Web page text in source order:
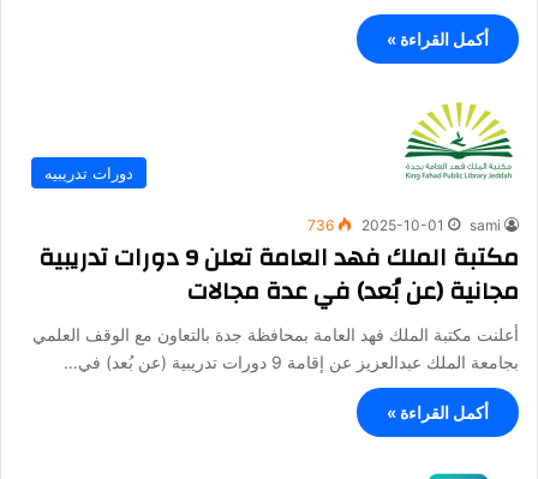
أكمل القراءة »
دورات تدريبيه
sami
2025-10-01
736
مكتبة الملك فهد العامة تعلن 9 دورات تدريبية
مجانية (عن بُعد) في عدة مجالات
أعلنت مكتبة الملك فهد العامة بمحافظة جدة بالتعاون مع الوقف العلمي
بجامعة الملك عبدالعزيز عن إقامة 9 دورات تدريبية (عن بُعد) في…
أكمل القراءة »